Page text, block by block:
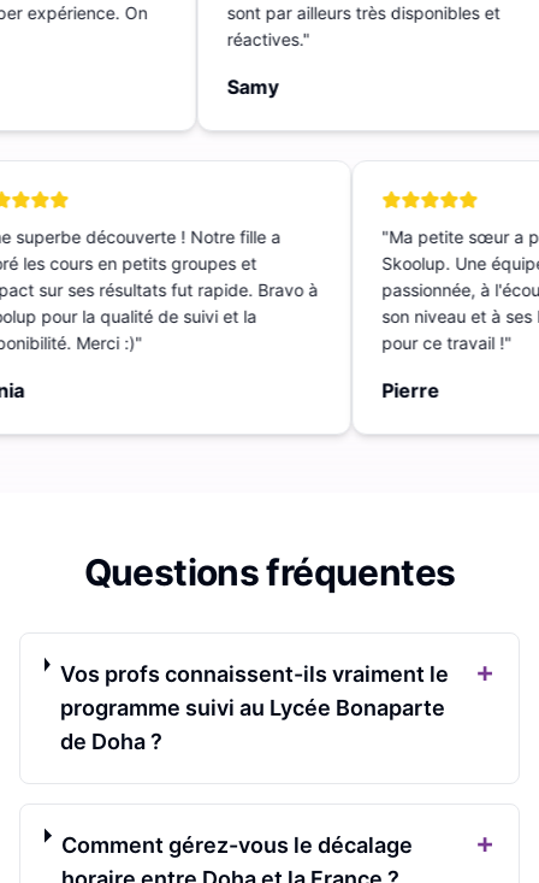
expérience. On
sont par ailleurs très disponibles et
réactives.
Samy
superbe découverte ! Notre fille a
les cours en petits groupes et
sur ses résultats fut rapide. Bravo à
pour la qualité de suivi et la
Merci :)"
Ma petite sœur a
Skoolup. Une
passionnée, à
son niveau et à ses
pour ce travail ! "
Pierre
Questions fréquentes
Vos profs connaissent-ils vraiment le
programme suivi au Lycée Bonaparte
de Doha ?
+
Comment gérez-vous le décalage
+